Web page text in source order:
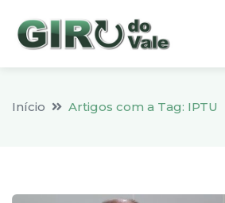
Início Artigos com a Tag: IPTU